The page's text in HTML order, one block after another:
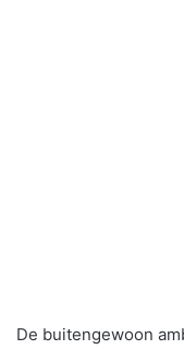
De buitengewoon